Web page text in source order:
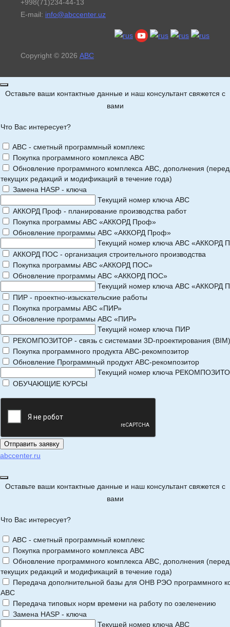
+998(71)234-44-13
E-mail: info@abccenter.uz
Copyright © 2026 АВС
Оставьте ваши контактные данные и наш консультант свяжется с
вами
Что Вас интересует?
ABC - сметный программный комплекс
Покупка программного комплекса АВС
Обновление программного комплекса АВС, дополнения
текущих редакций и модификаций в течение года)
Замена HASP - ключа
Текущий номер ключа АВС
АККОРД Проф - планирование производства работ
Покупка программы АВС «АККОРД Проф»
Обновление программы АВС «АККОРД Проф»
Текущий номер ключа АВС «АККОРД
АККОРД ПОС - организация строительного производства
Покупка программы АВС «АККОРД ПОС»
Обновление программы АВС «АККОРД ПОС»
Текущий номер ключа АВС «АККОРД
ПИР - проектно-изыскательские работы
Покупка программы АВС «ПИР»
Обновление программы АВС «ПИР»
Текущий номер ключа ПИР
РЕКОМПОЗИТОР - связь с системами 3D-проектирования (BIM)
Покупка программного продукта АВС-рекомпозитор
Обновление Программный продукт АВС-рекомпозитор
Текущий номер ключа
ОБУЧАЮЩИЕ КУРСЫ
abccenter.ru
Оставьте ваши контактные данные и наш консультант свяжется с
вами
Что Вас интересует?
ABC - сметный программный комплекс
Покупка программного комплекса АВС
Обновление программного комплекса АВС, дополнения
текущих редакций и модификаций в течение года)
Передача дополнительной базы для ОНВ РЭО программного
АВС
Передача типовых норм времени на работу по озеленению
Замена HASP - ключа
Текущей номер ключа АВС